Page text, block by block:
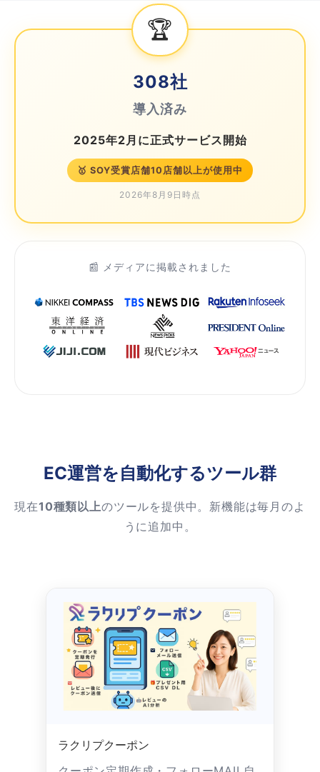
🏆
308社
導入済み
2025年2月に正式サービス開始
🥇 SOY受賞店舗10店舗以上が使用中
2026年8月9日時点
📰 メディアに掲載されました
EC運営を自動化するツール群
現在10種類以上のツールを提供中。新機能は毎月のよ
うに追加中。
ラクリプクーポン